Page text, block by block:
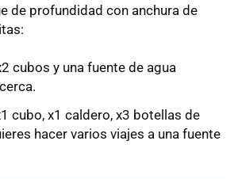
de profundidad con anchura de
cubos y una fuente de agua
cubo, x1 caldero, x3 botellas de
hacer varios viajes a una fuente